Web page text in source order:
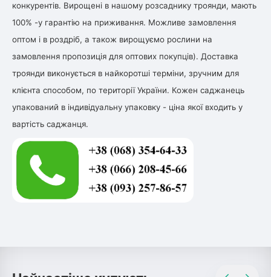
конкурентів. Вирощені в нашому розсаднику троянди, мають
100% -у гарантію на приживання. Можливе замовлення
оптом і в роздріб, а також вирощуємо рослини на
замовлення пропозиція для оптових покупців). Доставка
троянди виконується в найкоротші терміни, зручним для
клієнта способом, по території України. Кожен саджанець
упакований в індивідуальну упаковку - ціна якої входить у
вартість саджанця.